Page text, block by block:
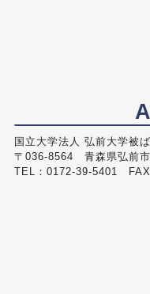
国立大学法人 弘前大学被
〒036-8564 青森県弘前
TEL：0172-39-5401